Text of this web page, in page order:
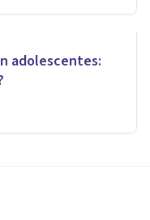
adolescentes: